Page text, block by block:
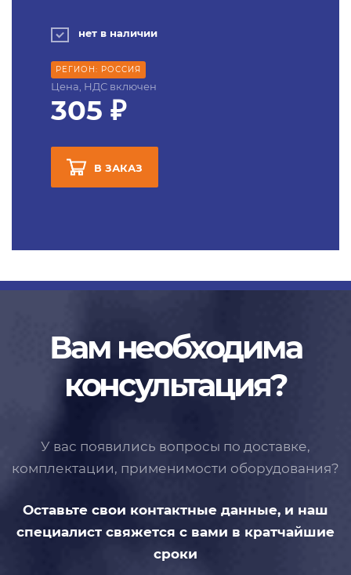
нет в наличии
РЕГИОН: РОССИЯ
Цена, НДС включен
305 ₽
В ЗАКАЗ
Вам необходима
консультация?
У вас появились вопросы по доставке,
комплектации, применимости оборудования?
Оставьте свои контактные данные, и наш
специалист свяжется с вами в кратчайшие
сроки